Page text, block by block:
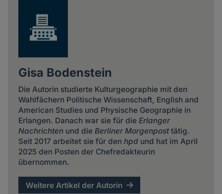
Gisa Bodenstein
Die Autorin studierte Kulturgeographie mit den
Wahlfächern Politische Wissenschaft, English and
American Studies und Physische Geographie in
Erlangen. Danach war sie für die Erlanger
Nachrichtenund die Berliner Morgenposttätig.
Seit 2017 arbeitet sie für den hpdund hat im April
2025 den Posten der Chefredakteurin
übernommen.
Weitere Artikel der Autorin